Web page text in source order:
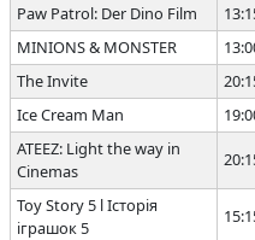
Paw Patrol: Der Dino Film
MINIONS & MONSTER
The Invite
Ice Cream Man
ATEEZ: Light the way in
Cinemas
Toy Story 5 l Історія
іграшок 5